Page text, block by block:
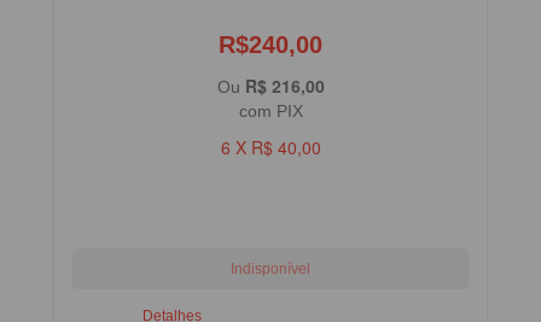
R$240,00
Ou R$ 216,00
com PIX
6 X R$ 40,00
Detalhes